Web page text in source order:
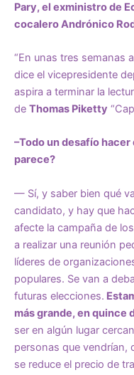
Pary, el exministro de
cocalero Andrónico
“En unas tres semanas
dice el vicepresidente
aspira a terminar la
de Thomas Piketty
–Todo un desafío
parece?
— Sí, y saber bien qué
candidato, y hay que
afecte la campaña de
a realizar una reunión
líderes de
populares. Se van a
futuras elecciones.
más grande, en quince
ser en algún lugar
personas que vendrían,
se reduce el precio de